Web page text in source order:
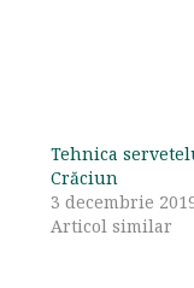
Tehnica
Crăciun
3 decembrie
Articol similar